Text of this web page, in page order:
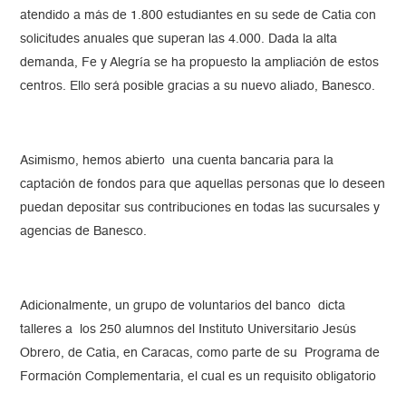
atendido a más de 1.800 estudiantes en su sede de Catia con
solicitudes anuales que superan las 4.000. Dada la alta
demanda, Fe y Alegría se ha propuesto la ampliación de estos
centros. Ello será posible gracias a su nuevo aliado, Banesco.
Asimismo, hemos abierto una cuenta bancaria para la
captación de fondos para que aquellas personas que lo deseen
puedan depositar sus contribuciones en todas las sucursales y
agencias de Banesco.
Adicionalmente, un grupo de voluntarios del banco dicta
talleres a los 250 alumnos del Instituto Universitario Jesús
Obrero, de Catia, en Caracas, como parte de su Programa de
Formación Complementaria, el cual es un requisito obligatorio